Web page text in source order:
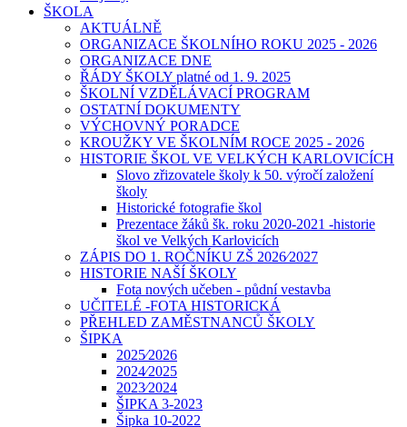
ŠKOLA
AKTUÁLNĚ
ORGANIZACE ŠKOLNÍHO ROKU 2025 - 2026
ORGANIZACE DNE
ŘÁDY ŠKOLY platné od 1. 9. 2025
ŠKOLNÍ VZDĚLÁVACÍ PROGRAM
OSTATNÍ DOKUMENTY
VÝCHOVNÝ PORADCE
KROUŽKY VE ŠKOLNÍM ROCE 2025 - 2026
HISTORIE ŠKOL VE VELKÝCH KARLOVICÍCH
Slovo zřizovatele školy k 50. výročí založení
školy
Historické fotografie škol
Prezentace žáků šk. roku 2020-2021 -historie
škol ve Velkých Karlovicích
ZÁPIS DO 1. ROČNÍKU ZŠ 2026⁄2027
HISTORIE NAŠÍ ŠKOLY
Fota nových učeben - půdní vestavba
UČITELÉ -FOTA HISTORICKÁ
PŘEHLED ZAMĚSTNANCŮ ŠKOLY
ŠIPKA
2025⁄2026
2024⁄2025
2023⁄2024
ŠIPKA 3-2023
Šipka 10-2022